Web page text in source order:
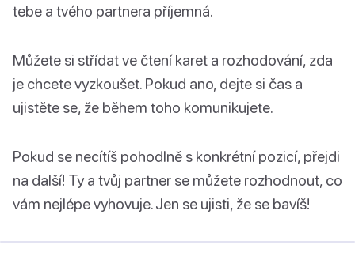
tebe a tvého partnera příjemná.
Můžete si střídat ve čtení karet a rozhodování, zda
je chcete vyzkoušet. Pokud ano, dejte si čas a
ujistěte se, že během toho komunikujete.
Pokud se necítíš pohodlně s konkrétní pozicí, přejdi
na další! Ty a tvůj partner se můžete rozhodnout, co
vám nejlépe vyhovuje. Jen se ujisti, že se bavíš!